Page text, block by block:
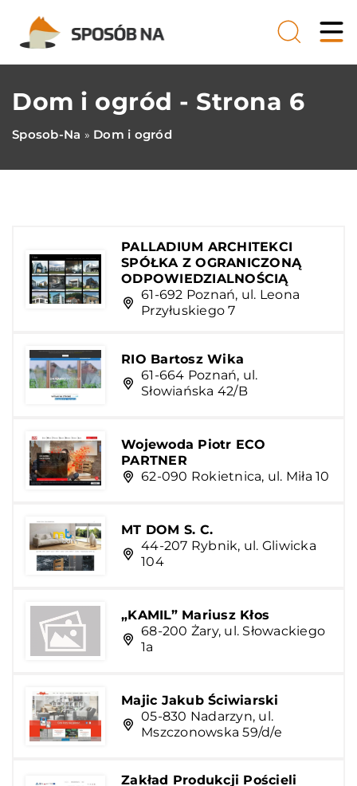
Dom i ogród - Strona 6
Sposob-Na » Dom i ogród
PALLADIUM ARCHITEKCI
SPÓŁKA Z OGRANICZONĄ
ODPOWIEDZIALNOŚCIĄ
61-692 Poznań, ul. Leona
Przyłuskiego 7
RIO Bartosz Wika
61-664 Poznań, ul.
Słowiańska 42/B
Wojewoda Piotr ECO
PARTNER
62-090 Rokietnica, ul. Miła 10
MT DOM S. C.
44-207 Rybnik, ul. Gliwicka
104
„KAMIL” Mariusz Kłos
68-200 Żary, ul. Słowackiego
1a
Majic Jakub Ściwiarski
05-830 Nadarzyn, ul.
Mszczonowska 59/d/e
Zakład Produkcji Pościeli